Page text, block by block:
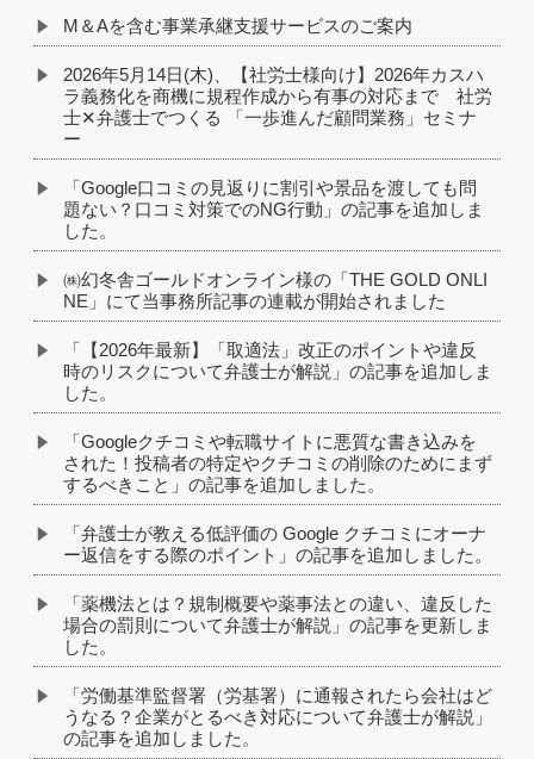
M＆Aを含む事業承継支援サービスのご案内
2026年5月14日(木)、【社労士様向け】2026年カスハ
ラ義務化を商機に規程作成から有事の対応まで 社労
士✕弁護士でつくる 「一歩進んだ顧問業務」セミナ
ー
「Google口コミの見返りに割引や景品を渡しても問
題ない？口コミ対策でのNG行動」の記事を追加しま
した。
㈱幻冬舎ゴールドオンライン様の「THE GOLD ONLI
NE」にて当事務所記事の連載が開始されました
「【2026年最新】「取適法」改正のポイントや違反
時のリスクについて弁護士が解説」の記事を追加しま
した。
「Googleクチコミや転職サイトに悪質な書き込みを
された！投稿者の特定やクチコミの削除のためにまず
するべきこと」の記事を追加しました。
「弁護士が教える低評価の Google クチコミにオーナ
ー返信をする際のポイント」の記事を追加しました。
「薬機法とは？規制概要や薬事法との違い、違反した
場合の罰則について弁護士が解説」の記事を更新しま
した。
「労働基準監督署（労基署）に通報されたら会社はど
うなる？企業がとるべき対応について弁護士が解説」
の記事を追加しました。